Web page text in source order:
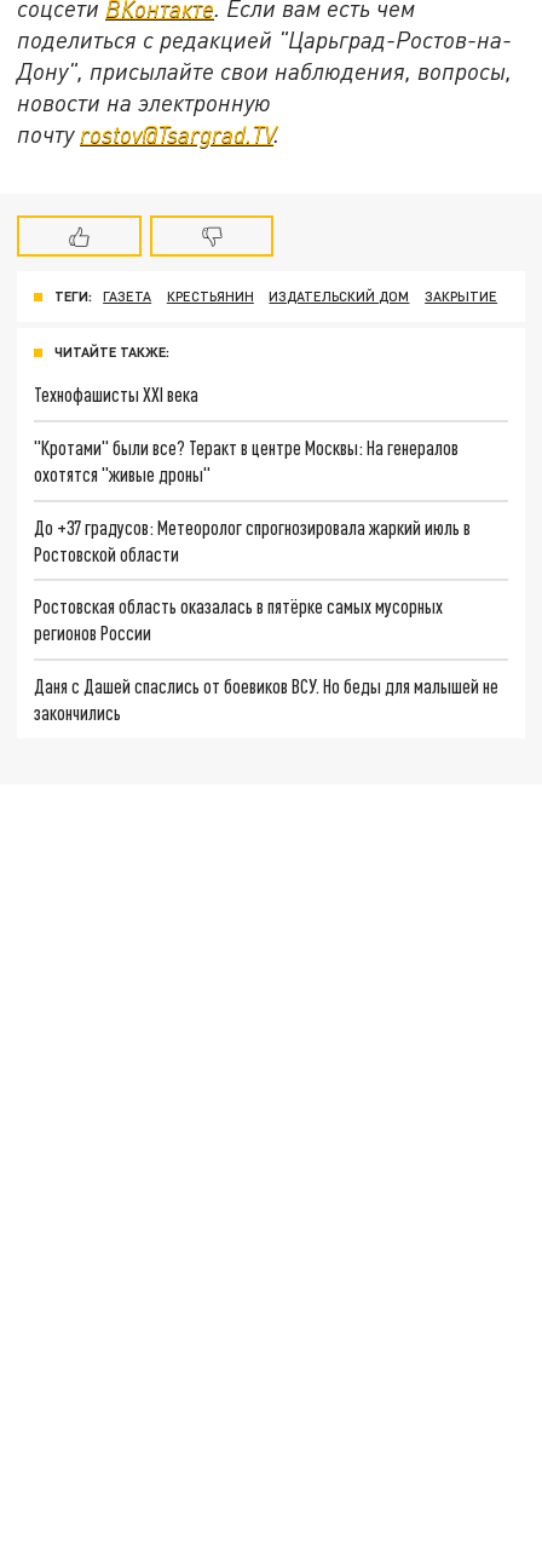
соцсети ВКонтакте. Если вам есть чем
поделиться с редакцией "Царьград-Ростов-на-
Дону", присылайте свои наблюдения, вопросы,
новости на электронную
почту rostov@Tsargrad.ТV.
ТЕГИ: ГАЗЕТА КРЕСТЬЯНИН ИЗДАТЕЛЬСКИЙ ДОМ ЗАКРЫТИЕ
ЧИТАЙТЕ ТАКЖЕ:
Технофашисты XXI века
"Кротами" были все? Теракт в центре Москвы: На генералов
охотятся "живые дроны"
До +37 градусов: Метеоролог спрогнозировала жаркий июль в
Ростовской области
Ростовская область оказалась в пятёрке самых мусорных
регионов России
Даня с Дашей спаслись от боевиков ВСУ. Но беды для малышей не
закончились